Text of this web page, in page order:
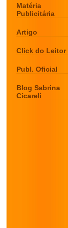
Matéria
Publicitária
Artigo
Click do Leitor
Publ. Oficial
Blog Sabrina
Cicareli